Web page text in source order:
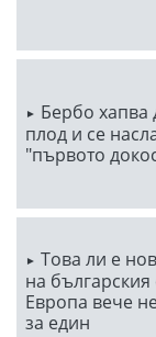
Бербо хапва
плод и се
"първото
Това ли е
на българския
Европа вече
за един